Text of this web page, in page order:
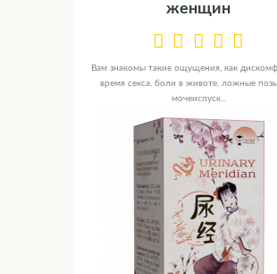
женщин
Вам знакомы такие ощущения, как
время секса, боли в животе, ложные
мочеиспуск...